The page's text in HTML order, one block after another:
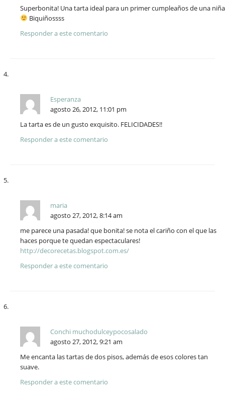
Superbonita! Una tarta ideal para un primer cumpleaños de una niña
Biquiñossss
Responder a este comentario
Esperanza
agosto 26, 2012, 11:01 pm
La tarta es de un gusto exquisito. FELICIDADES!!
Responder a este comentario
maria
agosto 27, 2012, 8:14 am
me parece una pasada! que bonita! se nota el cariño con el que las
haces porque te quedan espectaculares!
http://decorecetas.blogspot.com.es/
Responder a este comentario
Conchi muchodulceypocosalado
agosto 27, 2012, 9:21 am
Me encanta las tartas de dos pisos, además de esos colores tan
suave.
Responder a este comentario